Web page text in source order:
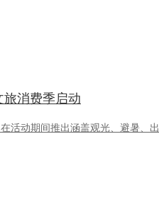
旅消费季启动
活动期间推出涵盖观光、避暑、